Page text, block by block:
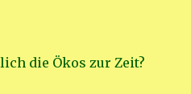
die Ökos zur Zeit?